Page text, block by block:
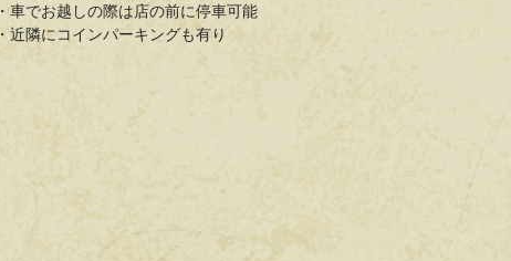
・車でお越しの際は店の前に停車可能
・近隣にコインパーキングも有り